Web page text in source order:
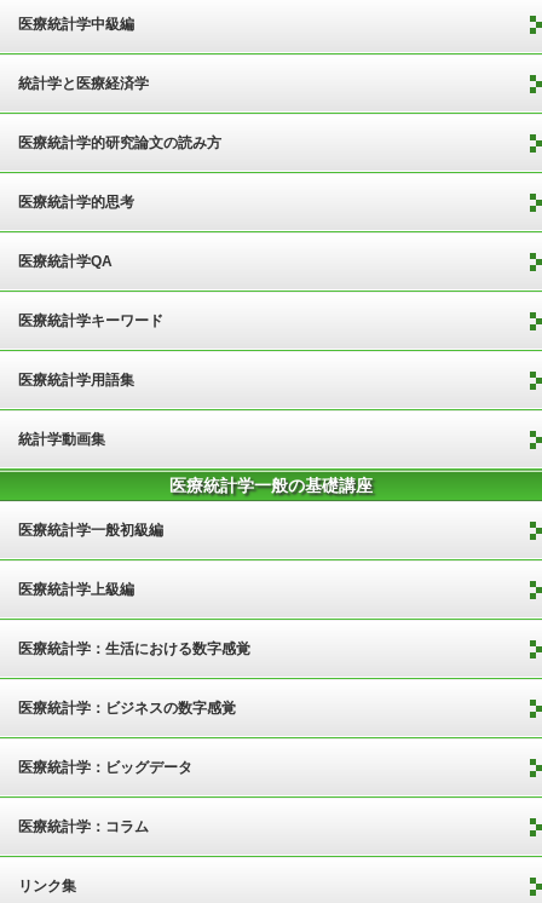
医療統計学中級編
統計学と医療経済学
医療統計学的研究論文の読み方
医療統計学的思考
医療統計学QA
医療統計学キーワード
医療統計学用語集
統計学動画集
医療統計学一般の基礎講座
医療統計学一般初級編
医療統計学上級編
医療統計学：生活における数字感覚
医療統計学：ビジネスの数字感覚
医療統計学：ビッグデータ
医療統計学：コラム
リンク集